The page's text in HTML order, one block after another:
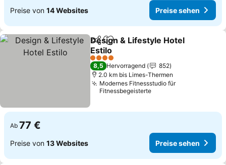
Preise von 14 Websites Preise sehen
TeilenZu Favoriten hinzufügen
Design & Lifestyle Hotel
Estilo
Preise sehen
4 Sterne
8,5 Hervorragend
852
2.0 km bis Limes-Thermen
Modernes Fitnessstudio für
Fitnessbegeisterte
Ab 77 €
Preise von 13 Websites Preise sehen